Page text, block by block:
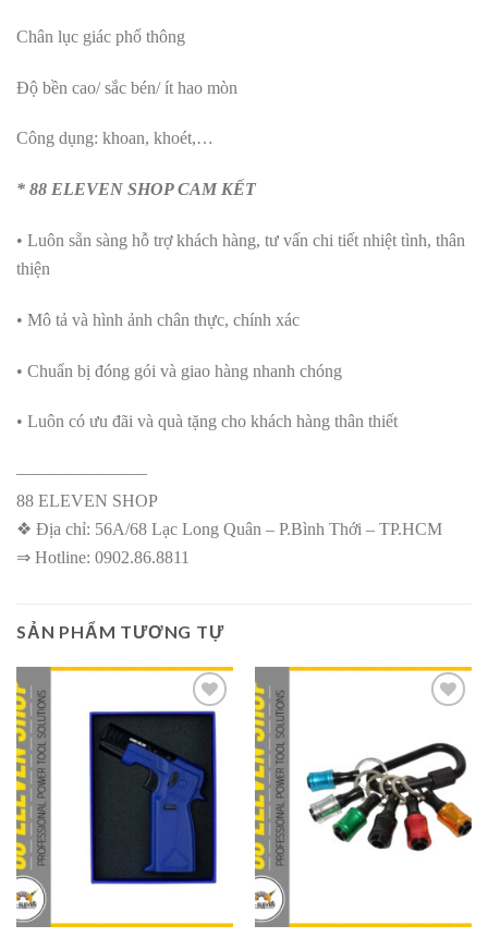
Chân lục giác phổ thông
Độ bền cao/ sắc bén/ ít hao mòn
Công dụng: khoan, khoét,…
* 88 ELEVEN SHOP CAM KẾT
• Luôn sẵn sàng hỗ trợ khách hàng, tư vấn chi tiết nhiệt tình, thân
thiện
• Mô tả và hình ảnh chân thực, chính xác
• Chuẩn bị đóng gói và giao hàng nhanh chóng
• Luôn có ưu đãi và quà tặng cho khách hàng thân thiết
———————–
88 ELEVEN SHOP
❖ Địa chỉ: 56A/68 Lạc Long Quân – P.Bình Thới – TP.HCM
⇒ Hotline: 0902.86.8811
SẢN PHẨM TƯƠNG TỰ